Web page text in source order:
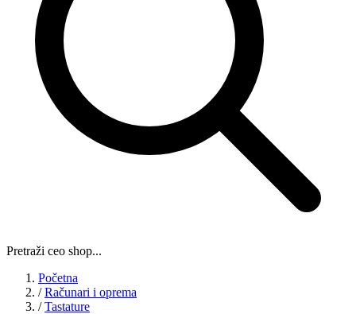
Pretraži ceo shop...
Početna
/ Računari i oprema
/ Tastature